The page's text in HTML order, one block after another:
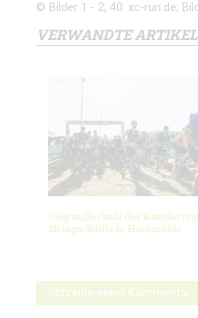
© Bilder 1 - 2, 40: xc-run.de;
VERWANDTE ARTIKEL
Sieg außerhalb der
3Kings 3Hills in Haidmühle
Schreibe einen Kommentar